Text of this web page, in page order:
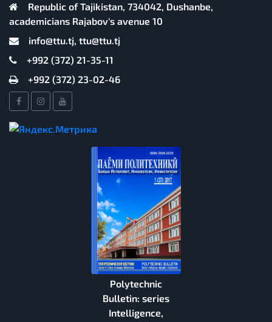
Republic of Tajikistan, 734042, Dushanbe,
academicians Rajabov's avenue 10
info@ttu.tj, ttu@ttu.tj
+992 (372) 21-35-11
+992 (372) 23-02-46
Polytechnic
Bulletin: series
Intelligence,